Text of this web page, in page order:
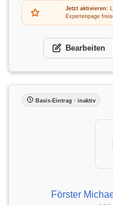
Jetzt aktivieren:
Expertenpage
Bearbeiten
Basis-Eintrag · inaktiv
Förster